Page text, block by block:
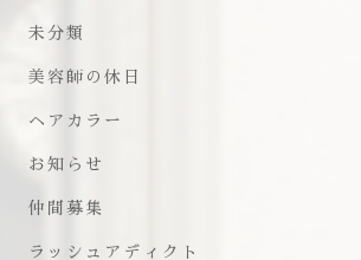
未分類
美容師の休日
ヘアカラー
お知らせ
仲間募集
ラッシュアディクト